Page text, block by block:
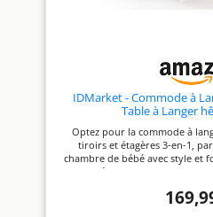
langer est divisé en 2 zones, le
couches, le petit pour mettre
des couches, des lingettes, des
haut de 8,5 cm assure plus de
sécurité lors du changement
des couches MATÉRIAU DE
La surface de la table à langer
est spécialement traitée avec
IDMarket - Commode à
Table à Langer
Optez pour la commode à
tiroirs et étagères 3-en-1,
chambre de bébé avec style et
capacité de rangement
accessibles Solide, sécurisée